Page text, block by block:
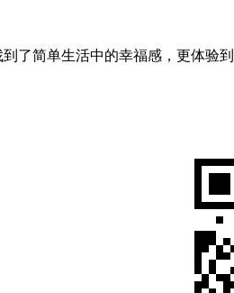
简单生活中的幸福感，更体验